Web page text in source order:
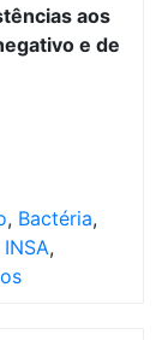
, Bactéria,
INSA,